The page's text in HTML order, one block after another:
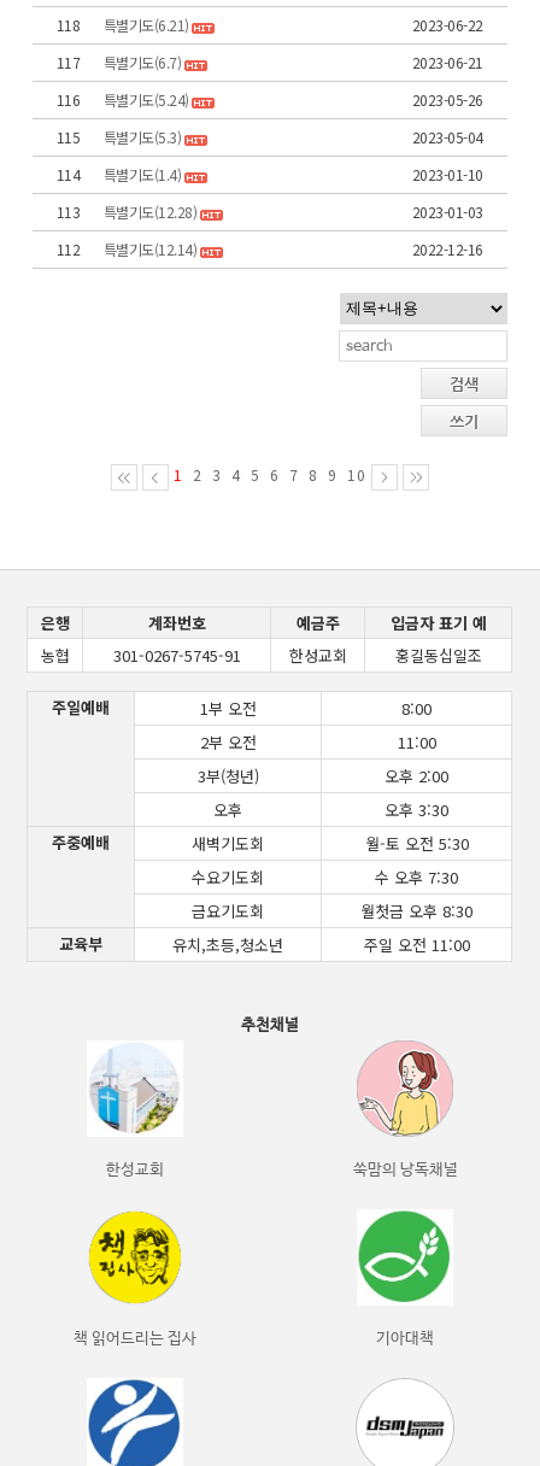
118
특별기도(6.21)
2023-06-22
117
특별기도(6.7)
2023-06-21
116
특별기도(5.24)
2023-05-26
115
특별기도(5.3)
2023-05-04
114
특별기도(1.4)
2023-01-10
113
특별기도(12.28)
2023-01-03
112
특별기도(12.14) 2022-12-16
검색
쓰기
1 2 3 4 5 6 7 8 9 10
은행 계좌번호 예금주
입금자 표기 예
농협
301-0267-5745-91 한성교회 홍길동십일조
주일예배 1부 오전
8:00
2부 오전
11:00
3부(청년)
오후 2:00
오후
오후 3:30
주중예배
새벽기도회
월-토 오전 5:30
수요기도회
수 오후 7:30
금요기도회
월첫금 오후 8:30
교육부
유치,초등,청소년 주일 오전 11:00
추천채널
한성교회 쑥맘의 낭독채널
책 읽어드리는 집사 기아대책